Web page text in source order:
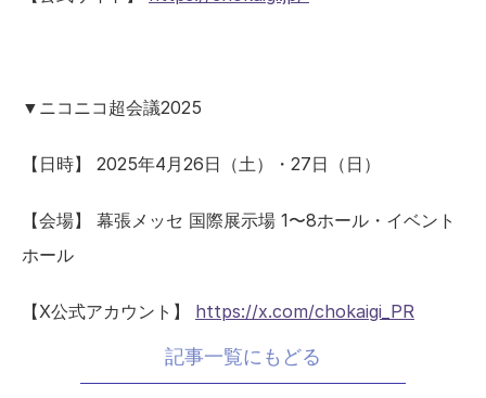
▼ニコニコ超会議2025
【日時】 2025年4月26日（土）・27日（日）
【会場】 幕張メッセ 国際展示場 1〜8ホール・イベント
ホール
【X公式アカウント】 https://x.com/chokaigi_PR
記事一覧にもどる